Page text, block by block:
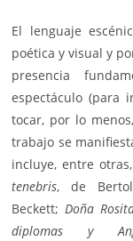
El lenguaje
poética y visual y
presencia
espectáculo (para
tocar, por lo
trabajo se
incluye, entre
tenebris, de
Beckett;Doña
diplomas y